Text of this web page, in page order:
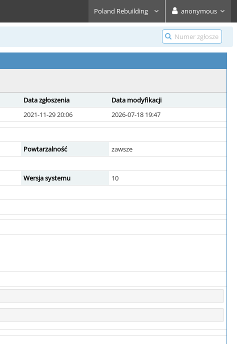
Poland Rebuilding anonymous
Data zgłoszenia
Data modyfikacji
2021-11-29 20:06 2026-07-18 19:47
Powtarzalność
zawsze
Wersja systemu
10